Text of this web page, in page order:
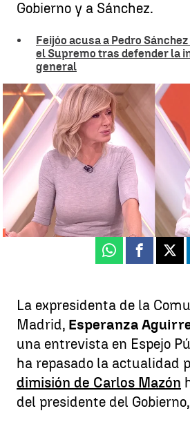
Gobierno y a Sánchez.
Feijóo acusa a Pedro
el Supremo tras defender la
general
Esperanza Aguirre en Espejo
Ángel Granero
Publicado: 11 de noviembre
Whatsapp
Facebook
X
La expresidenta de la
Madrid, Esperanza
una entrevista en Espejo
ha repasado la actualidad
dimisión de Carlos Mazón
del presidente del